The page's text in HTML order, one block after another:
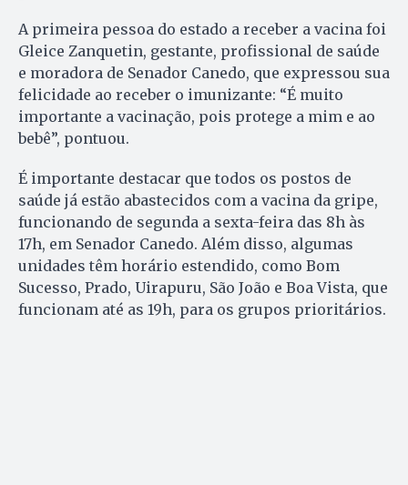
A primeira pessoa do estado a receber a vacina foi
Gleice Zanquetin, gestante, profissional de saúde
e moradora de Senador Canedo, que expressou sua
felicidade ao receber o imunizante: “É muito
importante a vacinação, pois protege a mim e ao
bebê”, pontuou.
É importante destacar que todos os postos de
saúde já estão abastecidos com a vacina da gripe,
funcionando de segunda a sexta-feira das 8h às
17h, em Senador Canedo. Além disso, algumas
unidades têm horário estendido, como Bom
Sucesso, Prado, Uirapuru, São João e Boa Vista, que
funcionam até as 19h, para os grupos prioritários.